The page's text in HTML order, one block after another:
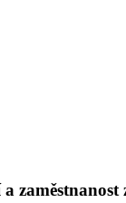
zaměstnanost